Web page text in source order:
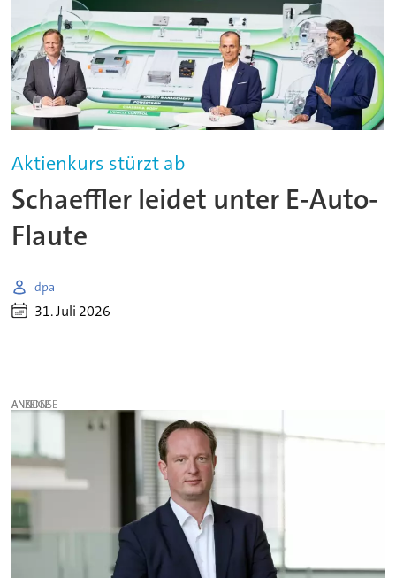
Aktienkurs stürzt ab
Schaeffler leidet unter E-Auto-
Flaute
dpa
31. Juli 2026
ANZEIGE